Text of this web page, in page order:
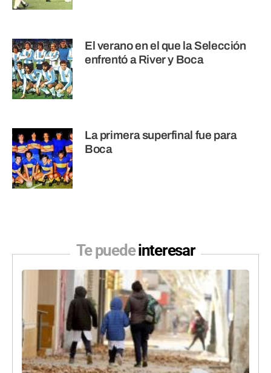
El verano en el que la Selección
enfrentó a River y Boca
La primera superfinal fue para
Boca
Te puedeinteresar